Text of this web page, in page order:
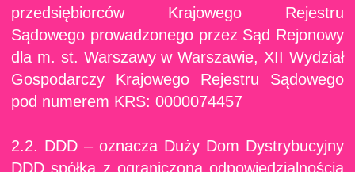
przedsiębiorców Krajowego Rejestru
Sądowego prowadzonego przez Sąd Rejonowy
dla m. st. Warszawy w Warszawie, XII Wydział
Gospodarczy Krajowego Rejestru Sądowego
pod numerem KRS: 0000074457
2.2. DDD – oznacza Duży Dom Dystrybucyjny
DDD spółka z ograniczoną odpowiedzialnością